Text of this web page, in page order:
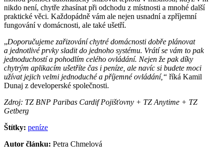
nikdo není, chytře zhasínat při odchodu z místnosti a mnohé další
praktické věci. Každopádně vám ale nejen usnadní a zpříjemní
fungování v domácnosti, ale také ušetří.
„Doporučujeme zařizování chytré domácnosti dobře plánovat
a jednotlivé prvky sladit do jednoho systému. Vrátí se vám to pak
jednoduchostí a pohodlím celého ovládání. Nejen že pak díky
chytrým aplikacím ušetříte čas i peníze, ale navíc si budete moci
užívat jejich velmi jednoduché a příjemné ovládání,“ říká Kamil
Dunaj z developerské společnosti.
Zdroj: TZ BNP Paribas Cardif Pojišťovny + TZ Anytime + TZ
Getberg
Štítky: peníze
Autor článku: Petra Chmelová